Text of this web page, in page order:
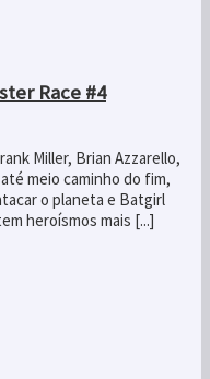
Race #4
Miller, Brian Azzarello,
meio caminho do fim,
o planeta e Batgirl
heroísmos mais [...]